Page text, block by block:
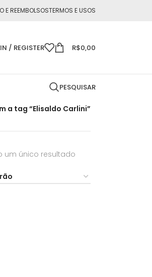
E REEMBOLSOSTERMOS E USOS
/ REGISTER R$0,00
PESQUISAR
a tag “Elisaldo Carlini”
um único resultado